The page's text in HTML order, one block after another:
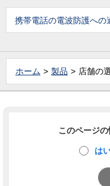
携帯電話の電波防護への
ホーム 製品 店舗の
このページ
は